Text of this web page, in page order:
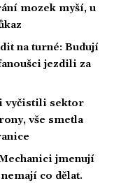
mozek myší, u
na turné: Budují
jezdili za
vyčistili sektor
vše smetla
jmenují
co dělat.